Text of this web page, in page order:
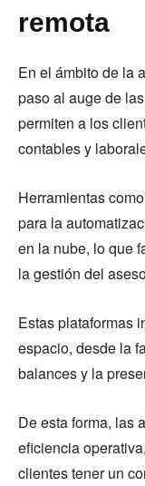
remota
En el ámbito de la
paso al auge de
permiten a los
contables y
Herramientas
para la
en la nube, lo que
la gestión del
Estas plataformas
espacio, desde la
balances y la
De esta forma, las
eficiencia
clientes tener un